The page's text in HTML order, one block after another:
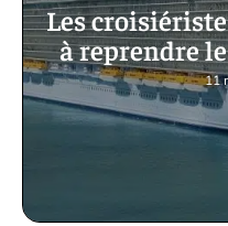
Les
à reprendre
11